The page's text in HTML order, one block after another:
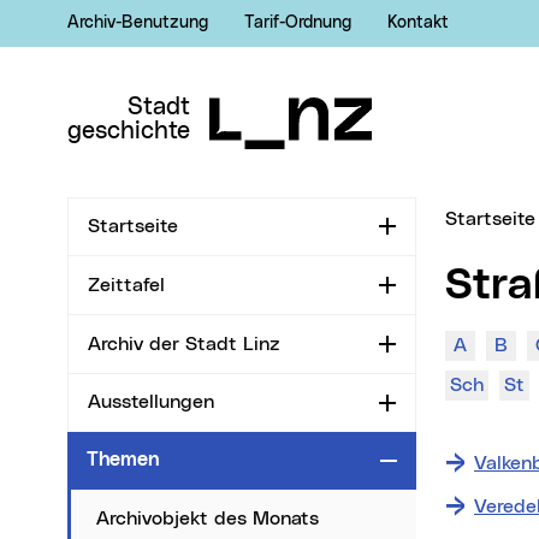
Zur Navigation
Archiv-Benutzung Tarif-Ordnung Kontakt
Stadt
geschichte
Startseite Aufklappen
Zeittafel Aufklappen
Archiv der Stadt Linz Aufklappen
Ausstellungen Aufklappen
Themen Zuklappen
Archivobjekt des Monats
Sie sind
Startseite
A B
Sch St